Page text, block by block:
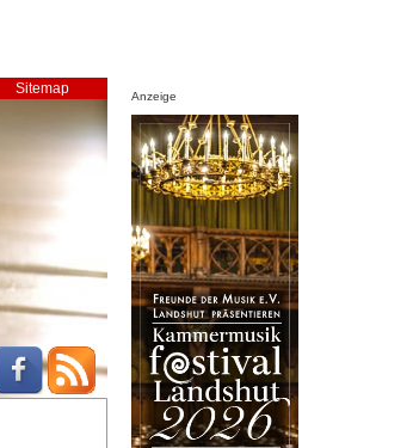
Sitemap Anzeige